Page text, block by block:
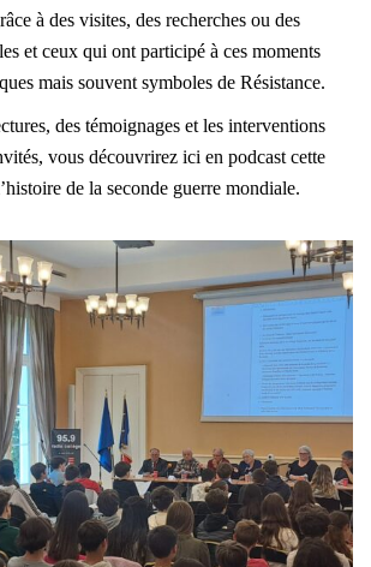
à des visites, des recherches ou des
et ceux qui ont participé à ces moments
mais souvent symboles de Résistance.
des témoignages et les interventions
vous découvrirez ici en podcast cette
de la seconde guerre mondiale.